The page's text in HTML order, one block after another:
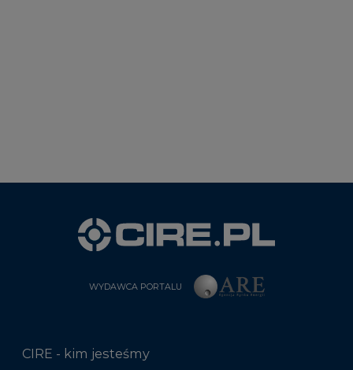
WYDAWCA PORTALU
CIRE - kim jesteśmy